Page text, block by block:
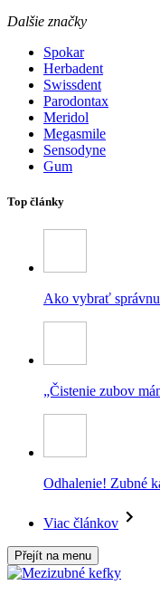
Dalšie značky
Spokar
Herbadent
Swissdent
Parodontax
Meridol
Megasmile
Sensodyne
Gum
Top články
Ako vybrať
„Čistenie zubov
Odhalenie! Zubné
Viac článkov
Přejít na menu